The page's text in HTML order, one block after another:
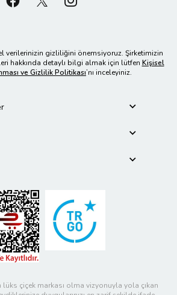
verilerinizin gizliliğini önemsiyoruz. Şirketimizin
hakkında detaylı bilgi almak için lütfen Kişisel
ve Gizlilik Politikası’nı inceleyiniz.
lüks çiçek markası olma vizyonuyla yola çıkan